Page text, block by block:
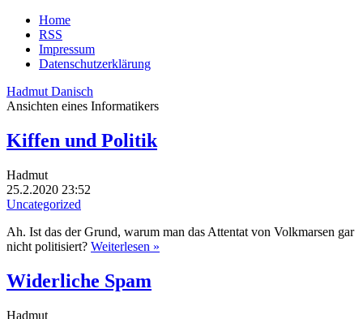
Home
RSS
Impressum
Datenschutzerklärung
Hadmut Danisch
Ansichten eines Informatikers
Kiffen und Politik
Hadmut
25.2.2020 23:52
Uncategorized
Ah. Ist das der Grund, warum man das Attentat von Volkmarsen gar
nicht politisiert? Weiterlesen »
Widerliche Spam
Hadmut